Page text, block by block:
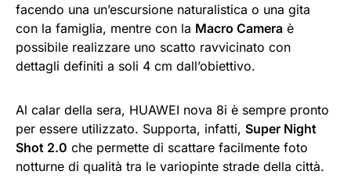
facendo una un’escursione naturalistica o una gita
con la famiglia, mentre con la Macro Camera è
possibile realizzare uno scatto ravvicinato con
dettagli definiti a soli 4 cm dall’obiettivo.
Al calar della sera, HUAWEI nova 8i è sempre pronto
per essere utilizzato. Supporta, infatti, Super Night
Shot 2.0 che permette di scattare facilmente foto
notturne di qualità tra le variopinte strade della città.